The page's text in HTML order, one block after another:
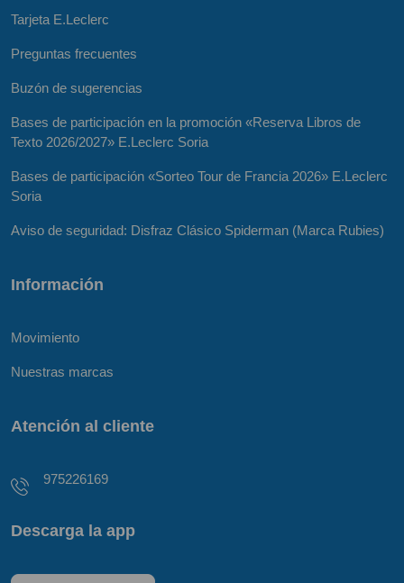
Tarjeta E.Leclerc
Preguntas frecuentes
Buzón de sugerencias
Bases de participación en la promoción «Reserva Libros de
Texto 2026/2027» E.Leclerc Soria
Bases de participación «Sorteo Tour de Francia 2026» E.Leclerc
Soria
Aviso de seguridad: Disfraz Clásico Spiderman (Marca Rubies)
Información
Movimiento
Nuestras marcas
Atención al cliente
975226169
Descarga la app